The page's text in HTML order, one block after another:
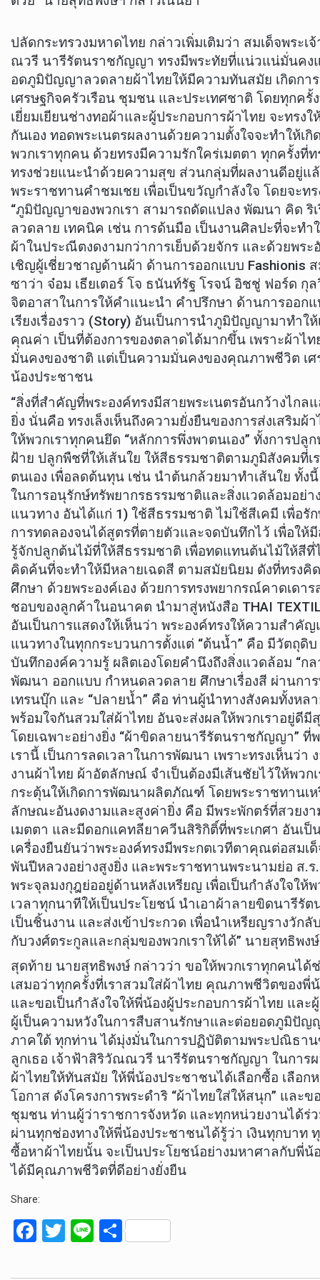
ปลัดกระทรวงมหาดไทย กล่าวเพิ่มเติมว่า สมเด็จพระเ
ณวรี นารีรัตนราชกัญญา ทรงมีพระทัยที่แน่วแน่มั่นคง
อดภูมิปัญญาลวดลายผ้าไทยให้มีความทันสมัย เกิดกา
เศรษฐกิจครัวเรือน ชุมชน และประเทศชาติ โดยทุกครั้
เยี่ยมเยียนช่างทอผ้าและผู้ประกอบการผ้าไทย จะทรง
กันเอง ทอดพระเนตรผลงานด้วยความตั้งใจจะทำให้เ
พวกเราทุกคน ด้วยทรงมีความรักใคร่เมตตา ทุกครั้งที่
ทรงช่วยแนะนำด้วยความสุข ส่วนกลุ่มที่ผลงานดีอยู่แล้
พระราชทานคำชมเชย เพื่อเป็นขวัญกำลังใจ โดยจะทร
“ภูมิปัญญาของพวกเรา สามารถดัดแปลง พัฒนา คิด ริเ
ลวดลาย เทคนิค เช่น การด้นมือ เป็นงานศิลปะที่จะทำ
ผ้าในประณีตงดงามกว่าการเย็บด้วยจักร และด้วยพระ
เชิญผู้เชี่ยวชาญด้านผ้า ด้านการออกแบบ Fashionis
ซาว่า จ๋อม เธียเตอร์ โจ ธนันท์รัฐ โรจน์ อิชชู่ ฟอร์ด กุ
จิตอาสาในการให้คำแนะนำ คำปรึกษา ด้านการออก
เรียงเรื่องราว (Story) อันเป็นการนำภูมิปัญญามาทำใ
คุณค่า เป็นที่ต้องการของตลาดได้มากขึ้น เพราะผ้าไท
มั่นคงของชาติ แต่เป็นความมั่นคงของคุณภาพชีวิต เศ
น้องประชาชน
“สิ่งที่สำคัญที่พระองค์ทรงมีสายพระเนตรอันกว้างไกล
ยิ่ง นั่นคือ ทรงเล็งเห็นถึงความยั่งยืนของการส่งเสริมผ้
ให้พวกเราทุกคนยึด “หลักการพึ่งพาตนเอง” ทั้งการปลู
ฝ้าย ปลูกพืชที่ให้เส้นใย ให้สีธรรมชาติตามภูมิสังคมที่เ
ตนเอง เพื่อลดต้นทุน เช่น นำต้นกล้วยมาทำเส้นใย ทั้ง
ในการอนุรักษ์ทรัพยากรธรรมชาติและสิ่งแวดล้อมอย่า
แนวทาง อันได้แก่ 1) ใช้สีธรรมชาติ ไม่ใช้สีเคมี เพื่อรั
การทดลองจนได้สูตรที่ตายตัวและจดบันทึกไว้ เพื่อให้
รู้จักปลูกต้นไม้ที่ให้สีธรรมชาติ เพื่อทดแทนต้นไม้ให้สีที่
คิดค้นที่จะทำให้มีหลายเฉดสี ตามสมัยนิยม ดังที่ทรง
ศึกษา ด้วยพระองค์เอง ด้วยการทรงพยากรณ์คาดเด
ชอบของลูกค้าในอนาคต นำมาสู่หนังสือ THAI
อันเป็นการแสดงให้เห็นว่า พระองค์ทรงให้ความสำคั
แนวทางในทุกกระบวนการตั้งแต่ “ต้นน้ำ” คือ มีวัตถุดิ
บันทึกองค์ความรู้ ผลิตเองโดยคำนึงถึงสิ่งแวดล้อม “กล
พัฒนา ออกแบบ กำหนดลวดลาย ศึกษาเรื่องสี ผ่านกา
เทรนบุ๊ก และ “ปลายน้ำ” คือ ท่านผู้นำทางสังคมทั้งหล
พร้อมใจกันสวมใส่ผ้าไทย อันจะส่งผลให้พวกเราอยู่ดี
โดยเฉพาะอย่างยิ่ง “ผ้าขิดลายนารีรัตนราชกัญญา” ที่
เรานี้ เป็นการลดเวลาในการพัฒนา เพราะทรงเห็นว่า
งานผ้าไทย ผ้าอัตลักษณ์ จำเป็นต้องมีเส้นชัยไว้ให้พวก
กระตุ้นให้เกิดการพัฒนาผลิตภัณฑ์ โดยพระราชทานเ
ลักษณะอันงดงามและสูงค่ายิ่ง คือ มีพระพักตร์ที่สวยง
เมตตา และมีดอกแคทลียาควีนสิริกิติ์ที่พระเกศา อันเ
เครื่องยืนยันว่าพระองค์ทรงมีพระกตเวทีตาคุณต่อสมเ
พันปีหลวงอย่างสูงยิ่ง และพระราชทานพระนามย่อ ส.
พระจุลมงกุฎย่ออยู่ด้านหลังเหรียญ เพื่อเป็นกำลังใจให้พ
เวลาทุกนาทีให้เป็นประโยชน์ นำเอาผ้าลายขิดนารีรั
เป็นชิ้นงาน และส่งเข้าประกวด เพื่อนำเหรียญรางวักลั
กับวงศ์ตระกูลและกลุ่มของพวกเราให้ได้” นายสุทธิพง
สุดท้าย นายสุทธิพงษ์ กล่าวว่า ขอให้พวกเราทุกคนได้
เสมอว่าทุกครั้งที่เราสวมใส่ผ้าไทย คุณภาพชีวิตของพี่
และขอเป็นกำลังใจให้พี่น้องผู้ประกอบการผ้าไทย และ
ผู้เป็นความหวังในการสืบสานรักษาและต่อยอดภูมิปัญ
ภาคใต้ ทุกท่าน ได้มุ่งมั่นในการปฏิบัติตามพระปณิธาน
ลูกเธอ เจ้าฟ้าสิริวัณณวรี นารีรัตนราชกัญญา ในการ
ผ้าไทยให้ทันสมัย ให้พี่น้องประชาชนได้เลือกซื้อ เลือก
โอกาส ดังโครงการพระดำริ “ผ้าไทยใส่ให้สนุก” และ
ชุมชน ท่านผู้ว่าราชการจังหวัด และทุกหน่วยงานได้ร่
ผ่านทุกช่องทางให้พี่น้องประชาชนได้รู้ว่า เงินทุกบาท
ซื้อหาผ้าไทยนั้น จะเป็นประโยชน์อย่างมหาศาลกับพี่
ได้มีคุณภาพชีวิตที่ดีอย่างยั่งยืน
Share:
F
T
Li S